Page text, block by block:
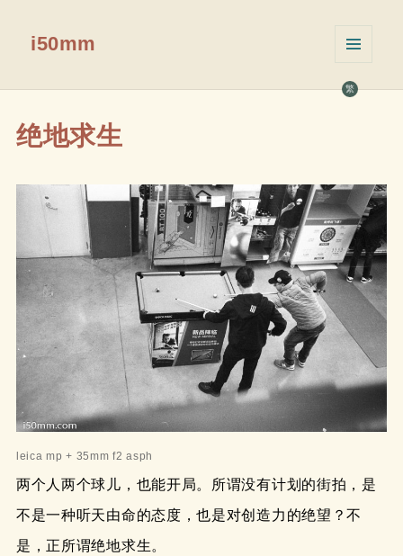
繁
i50mm
挂件
绝地求生
leica mp + 35mm f2 asph
两个人两个球儿，也能开局。所谓没有计划的街拍，是
不是一种听天由命的态度，也是对创造力的绝望？不
是，正所谓绝地求生。